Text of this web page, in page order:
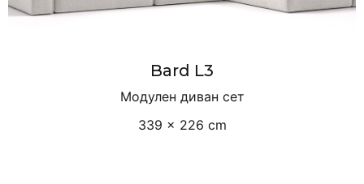
Bard L3
Модулен диван сет
339 × 226 cm